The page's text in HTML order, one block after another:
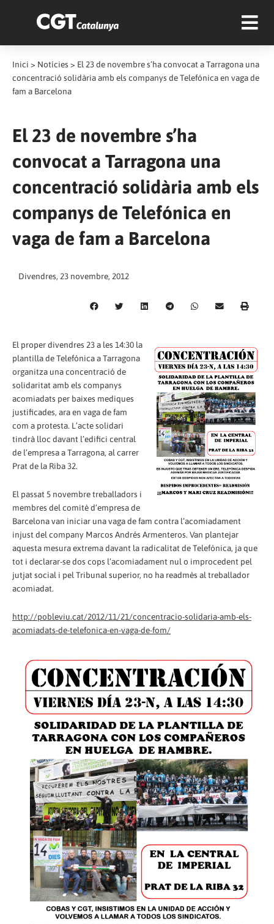
Inici > Notícies > El 23 de novembre s’ha convocat a Tarragona una
concentració solidària amb els companys de Telefónica en vaga de
fam a Barcelona
El 23 de novembre s’ha
convocat a Tarragona una
concentració solidària amb els
companys de Telefónica en
vaga de fam a Barcelona
Divendres, 23 novembre, 2012
El proper divendres 23 a les 14:30 la
plantilla de Telefónica a Tarragona
organitza una concentració de
solidaritat amb els companys
acomiadats per baixes mediques
justificades, ara en vaga de fam
com a protesta. L’acte solidari
tindrà lloc davant l’edifici central
de l’empresa a Tarragona, al carrer
Prat de la Riba 32.
El passat 5 novembre treballadors i
membres del comitè d’empresa de
Barcelona van iniciar una vaga de fam contra l’acomiadament
injust del company Marcos Andrés Armenteros. Van plantejar
aquesta mesura extrema davant la radicalitat de Telefónica, ja que
tot i declarar-se dos cops l’acomiadament nul o improcedent pel
jutjat social i pel Tribunal superior, no ha readmès al treballador
acomiadat.
http://pobleviu.cat/2012/11/21/concentracio-solidaria-amb-els-
acomiadats-de-telefonica-en-vaga-de-fom/